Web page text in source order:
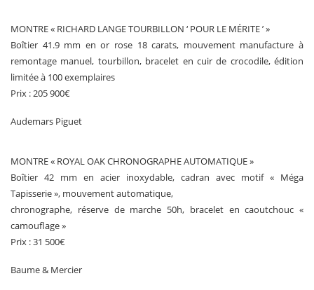
MONTRE « RICHARD LANGE TOURBILLON ‘ POUR LE MÉRITE ’ »
Boîtier 41.9 mm en or rose 18 carats, mouvement manufacture à
remontage manuel, tourbillon, bracelet en cuir de crocodile, édition
limitée à 100 exemplaires
Prix : 205 900€
Audemars Piguet
MONTRE « ROYAL OAK CHRONOGRAPHE AUTOMATIQUE »
Boîtier 42 mm en acier inoxydable, cadran avec motif « Méga
Tapisserie », mouvement automatique,
chronographe, réserve de marche 50h, bracelet en caoutchouc «
camouflage »
Prix : 31 500€
Baume & Mercier